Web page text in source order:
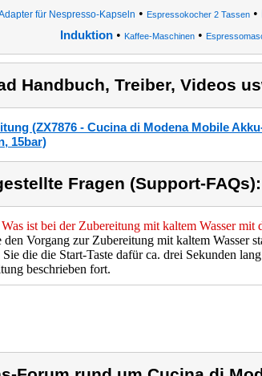
für Nespresso-Kapseln • Espressokocher 2 Tassen•
Induktion• Kaffee-Maschinen•
Handbuch, Treiber, Videos
(ZX7876 - Cucina di Modena Mobile
15bar)
Fragen (Support-FAQs):
ist bei der Zubereitung mit kaltem Wasser mit
Vorgang zur Zubereitung mit kaltem Wasser
die die Start-Taste dafür ca. drei Sekunden
beschrieben fort.